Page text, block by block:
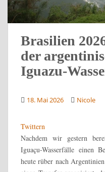
Brasilien
der
Iguazu-
18. Mai 2026 Nicole
Twittern
Nachdem wir gestern
Iguaçu-Wasserfälle einen
heute rüber nach